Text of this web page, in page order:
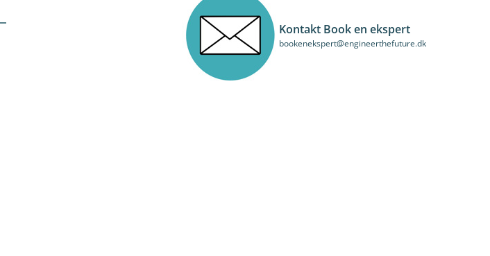
Kontakt Book en ekspert
bookenekspert@engineerthefuture.dk